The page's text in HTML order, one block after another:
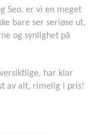
Seo, er vi en meget
bare ser seriøse ut,
og synlighet på
har klar
av alt, rimelig i pris!